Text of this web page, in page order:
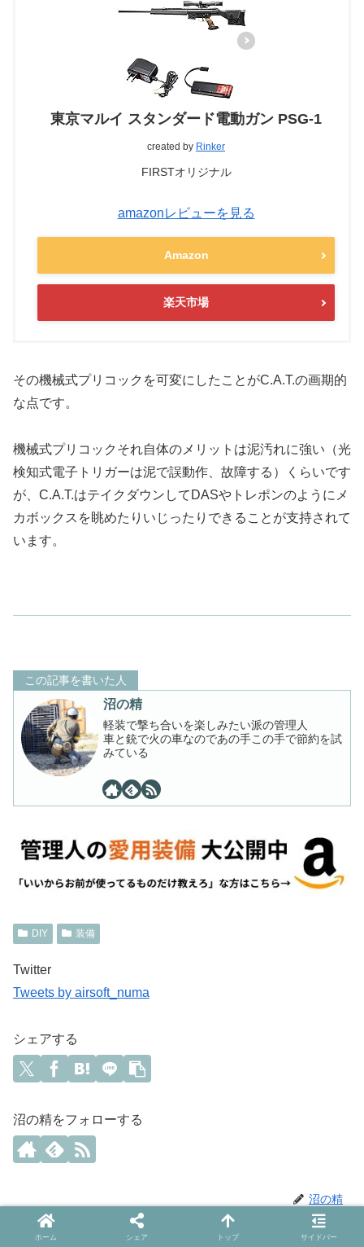
東京マルイ スタンダード電動ガン PSG-1
created by Rinker
FIRSTオリジナル
amazonレビューを見る
Amazon
楽天市場
その機械式プリコックを可変にしたことがC.A.T.の画期的
な点です。
機械式プリコックそれ自体のメリットは泥汚れに強い（光
検知式電子トリガーは泥で誤動作、故障する）くらいです
が、C.A.T.はテイクダウンしてDASやトレポンのようにメ
カボックスを眺めたりいじったりできることが支持されて
います。
この記事を書いた人
沼の精
軽装で撃ち合いを楽しみたい派の管理人
車と銃で火の車なのであの手この手で節約を試
みている
DIY 装備
Twitter
Tweets by airsoft_numa
シェアする
沼の精をフォローする
沼の精
ホーム シェア トップ サイドバー